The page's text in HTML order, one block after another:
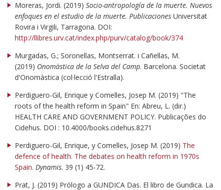
Moreras, Jordi. (2019) Socio-antropología de la muerte. Nuevos
enfoques en el estudio de la muerte. Publicaciones Universitat
Rovira i Virgili, Tarragona. DOI:
http://llibres.urv.cat/index.php/purv/catalog/book/374
Murgadas, G.; Soronellas, Montserrat. i Cañellas, M.
(2019) Onomàstica de la Selva del Camp. Barcelona. Societat
d'Onomàstica (col·lecció l'Estralla).
Perdiguero-Gil, Enrique y Comelles, Josep M. (2019) "The
roots of the health reform in Spain" En: Abreu, L. (dir.)
HEALTH CARE AND GOVERNMENT POLICY. Publicações do
Cidehus. DOI : 10.4000/books.cidehus.8271
Perdiguero-Gil, Enrique, y Comelles, Josep M. (2019) The
defence of health. The debates on health reform in 1970s
Spain. Dynamis. 39 (1) 45-72.
Prat, J. (2019) Prólogo a GUNDICA Das. El libro de Gundica. La